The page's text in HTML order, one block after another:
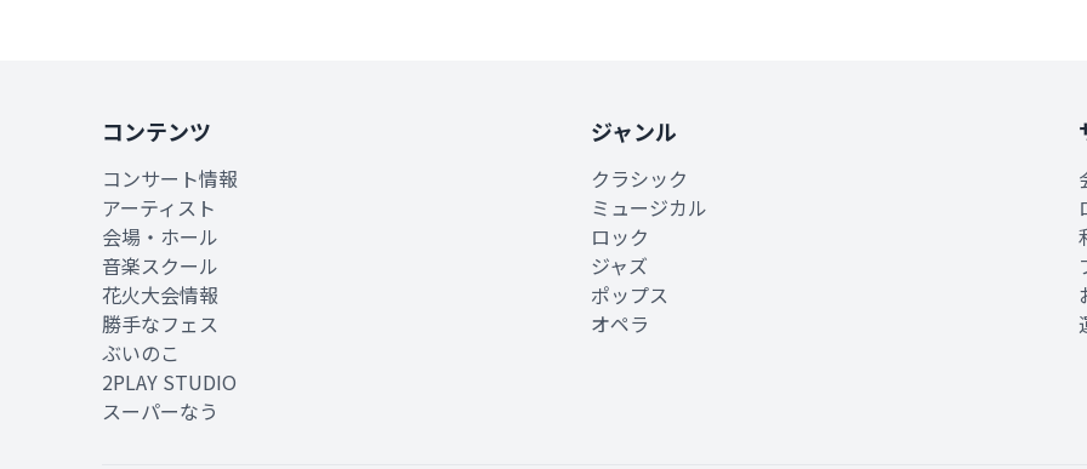
コンテンツ
コンサート情報
アーティスト
会場・ホール
音楽スクール
花火大会情報
勝手なフェス
ぶいのこ
2PLAY STUDIO
スーパーなう
ジャンル
クラシック
ミュージカル
ロック
ジャズ
ポップス
オペラ